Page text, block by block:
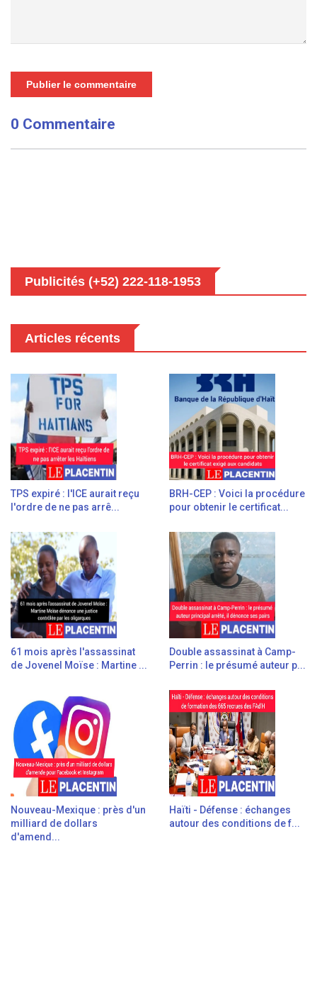
Publier le commentaire
0 Commentaire
Publicités (+52) 222-118-1953
Articles récents
TPS expiré : l'ICE aurait reçu
l'ordre de ne pas arrê...
BRH-CEP : Voici la procédure
pour obtenir le certificat...
61 mois après l'assassinat
de Jovenel Moïse : Martine ...
Double assassinat à Camp-
Perrin : le présumé auteur p...
Nouveau-Mexique : près d'un
milliard de dollars
d'amend...
Haïti - Défense : échanges
autour des conditions de f...